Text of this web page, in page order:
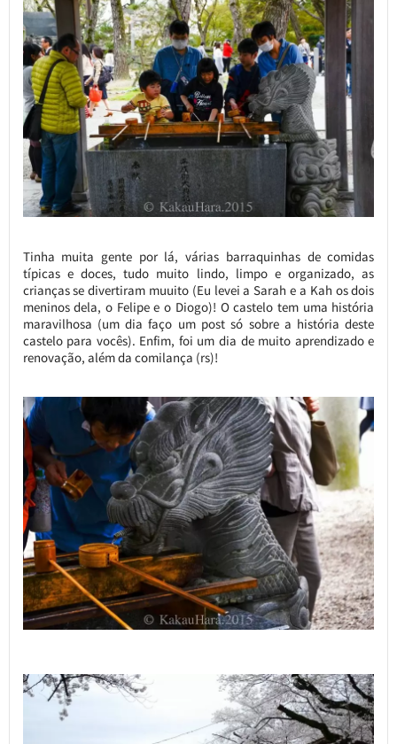
Tinha muita gente por lá, várias barraquinhas de comidas
típicas e doces, tudo muito lindo, limpo e organizado, as
crianças se divertiram muuito (Eu levei a Sarah e a Kah os dois
meninos dela, o Felipe e o Diogo)! O castelo tem uma história
maravilhosa (um dia faço um post só sobre a história deste
castelo para vocês). Enfim, foi um dia de muito aprendizado e
renovação, além da comilança (rs)!